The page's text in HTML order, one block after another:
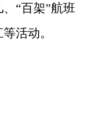
“百架”航班
活动。